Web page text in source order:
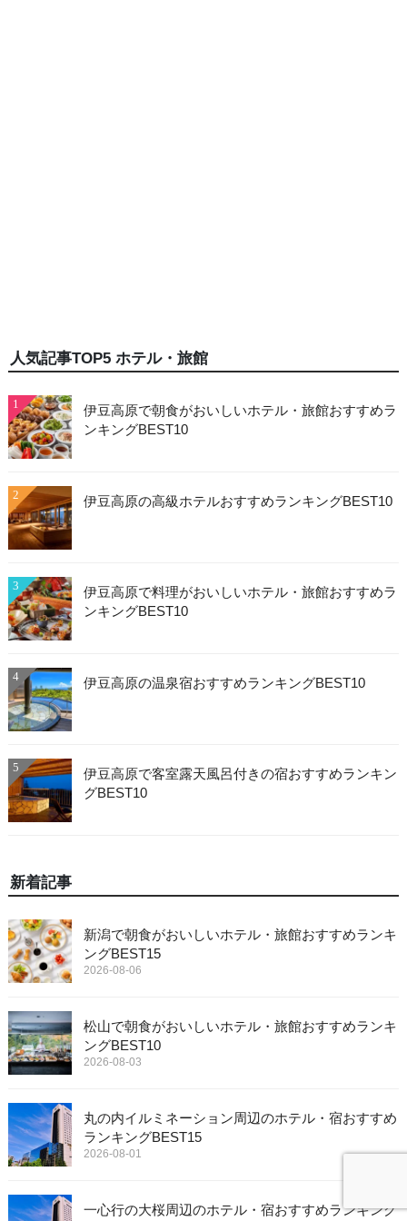
人気記事TOP5 ホテル・旅館
1
伊豆高原で朝食がおいしいホテル・旅館おすすめラ
ンキングBEST10
2 伊豆高原の高級ホテルおすすめランキングBEST10
3
伊豆高原で料理がおいしいホテル・旅館おすすめラ
ンキングBEST10
4 伊豆高原の温泉宿おすすめランキングBEST10
5
伊豆高原で客室露天風呂付きの宿おすすめランキン
グBEST10
新着記事
新潟で朝食がおいしいホテル・旅館おすすめランキ
ングBEST15
2026-08-06
松山で朝食がおいしいホテル・旅館おすすめランキ
ングBEST10
2026-08-03
丸の内イルミネーション周辺のホテル・宿おすすめ
ランキングBEST15
2026-08-01
一心行の大桜周辺のホテル・宿おすすめランキング